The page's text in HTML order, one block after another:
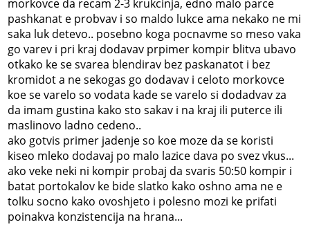
morkovce da recam 2-3 krukcinja, edno malo parce
pashkanat e probvav i so maldo lukce ama nekako ne mi
saka luk detevo.. posebno koga pocnavme so meso vaka
go varev i pri kraj dodavav prpimer kompir blitva ubavo
otkako ke se svarea blendirav bez paskanatot i bez
kromidot a ne sekogas go dodavav i celoto morkovce
koe se varelo so vodata kade se varelo si dodadvav za
da imam gustina kako sto sakav i na kraj ili puterce ili
maslinovo ladno cedeno..
ako gotvis primer jadenje so koe moze da se koristi
kiseo mleko dodavaj po malo lazice dava po svez vkus...
ako veke neki ni kompir probaj da svaris 50:50 kompir i
batat portokalov ke bide slatko kako oshno ama ne e
tolku socno kako ovoshjeto i polesno mozi ke prifati
poinakva konzistencija na hrana...